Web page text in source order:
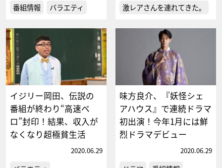
番組情報 バラエティ 激レアさんを連れてきた。
イジリー岡田、伝説の
番組が終わり“高速ベ
ロ”封印！結果、収入が
なくなり超極貧生活
2020.06.29
味方良介、『妖怪シェ
アハウス』で連続ドラマ
初出演！今年1月には鮮
烈ドラマデビュー
2020.06.29